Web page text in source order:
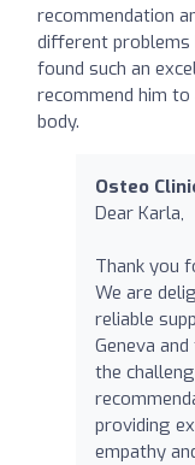
recommendation
different problems
found such an
recommend him
body.
Osteo
Dear Karla,
Thank you
We are
reliable
Geneva
the
providing
empathy